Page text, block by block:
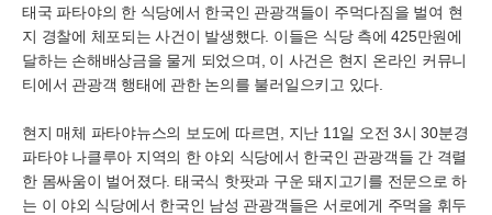
태국 파타야의 한 식당에서 한국인 관광객들이 주먹다짐을 벌여 현
지 경찰에 체포되는 사건이 발생했다. 이들은 식당 측에 425만원에
달하는 손해배상금을 물게 되었으며, 이 사건은 현지 온라인 커뮤니
티에서 관광객 행태에 관한 논의를 불러일으키고 있다.
현지 매체 파타야뉴스의 보도에 따르면, 지난 11일 오전 3시 30분경
파타야 나클루아 지역의 한 야외 식당에서 한국인 관광객들 간 격렬
한 몸싸움이 벌어졌다. 태국식 핫팟과 구운 돼지고기를 전문으로 하
는 이 야외 식당에서 한국인 남성 관광객들은 서로에게 주먹을 휘두